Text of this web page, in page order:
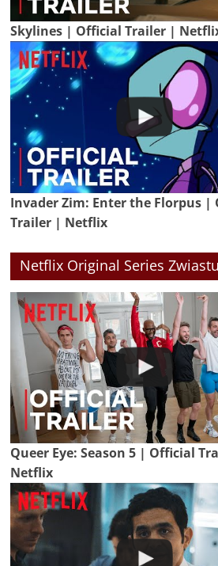
Skylines | Official Trailer |
Invader Zim: Enter the Florpus |
Trailer | Netflix
Netflix Original Series
Queer Eye: Season 5 | Official
Netflix